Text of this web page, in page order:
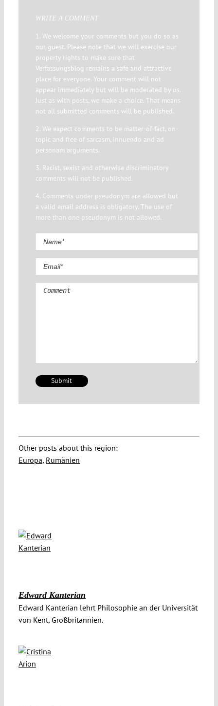
WRITE A COMMENT
1. We welcome your comments but you do so as
our guest. Please note that we will exercise our
property rights to make sure that
Verfassungsblog remains a safe and attractive
place for everyone. Your comment will not
appear immediately but will be moderated by us.
Just as with posts, we make a choice. That means
not all submitted comments will be published.
2. We expect comments to be matter-of-fact, on-
topic and free of sarcasm, innuendo and ad
personam arguments.
3. Racist, sexist and otherwise discriminatory
comments will not be published.
4. Comments under pseudonym are allowed but
a valid email address is obligatory. The use of
more than one pseudonym is not allowed.
Comment
Other posts about this region:
Europa, Rumänien
Edward Kanterian
Edward Kanterian lehrt Philosophie an der Universität
von Kent, Großbritannien.